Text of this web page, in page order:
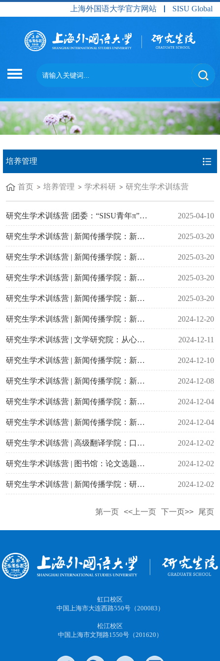
上海外国语大学官方网站 SISU Global
培养管理
首页 培养管理 学术科研 研究生学术训练营
研究生学术训练营 |团委：“SISU青年π”赋能计划2025春季学年第二期（2024年4月11日，主讲人：高骏杰） 2025-04-10
研究生学术训练营 | 新闻传播学院：新闻传播学理论与方法前沿系列讲座2024-2025学年第26讲（2025年3月25日，主讲人：Michael Cacciatore） 2025-03-20
研究生学术训练营 | 新闻传播学院：新闻传播学理论与方法前沿系列讲座2024-2025学年第27讲（2025年3月25日，主讲人：Carolina Acosta-Alzuru） 2025-03-20
研究生学术训练营 | 新闻传播学院：新闻传播学理论与方法前沿系列讲座2024-2025学年第25讲（2025年3月24日，主讲人：Michael Cacciatore） 2025-03-20
研究生学术训练营 | 新闻传播学院：新闻传播学理论与方法前沿系列讲座2024-2025学年第24讲（2025年3月21日，主讲人：蔡静） 2025-03-20
研究生学术训练营 | 新闻传播学院：新闻传播学理论与方法前沿系列讲座（2024年12月27日，主讲人：邓惟佳） 2024-12-20
研究生学术训练营 | 文学研究院：从心理学基本概念看心理健康（总第12讲，博士沙龙第4讲，12月16日，主讲人：陈广兴） 2024-12-11
研究生学术训练营 | 新闻传播学院：新闻传播学理论与方法前沿系列讲座（2024年12月11日，主讲人：张若楠） 2024-12-10
研究生学术训练营 | 新闻传播学院：新闻传播学理论与方法前沿系列讲座（2024年12月9日，主讲人：邹文雪） 2024-12-08
研究生学术训练营 | 新闻传播学院：新闻传播学理论与方法前沿系列讲座（2024年12月9日，主讲人：封洋） 2024-12-04
研究生学术训练营 | 新闻传播学院：新闻传播学理论与方法前沿系列讲座（2024年12月5日，主讲人：邓一恒） 2024-12-04
研究生学术训练营 | 高级翻译学院：口译学生心理因素与口译能力发展研究（第一讲，12月24日，主讲人：张静） 2024-12-02
研究生学术训练营 | 图书馆：论文选题的来源及方式（第6讲，12月3日，主讲人：金晓明） 2024-12-02
研究生学术训练营 | 新闻传播学院：研究生学术训练营（2024年12月4日，主讲人：吴璟薇） 2024-12-02
第一页 <<上一页 下一页>> 尾页
虹口校区
中国上海市大连西路550号（200083）
松江校区
中国上海市文翔路1550号（201620）